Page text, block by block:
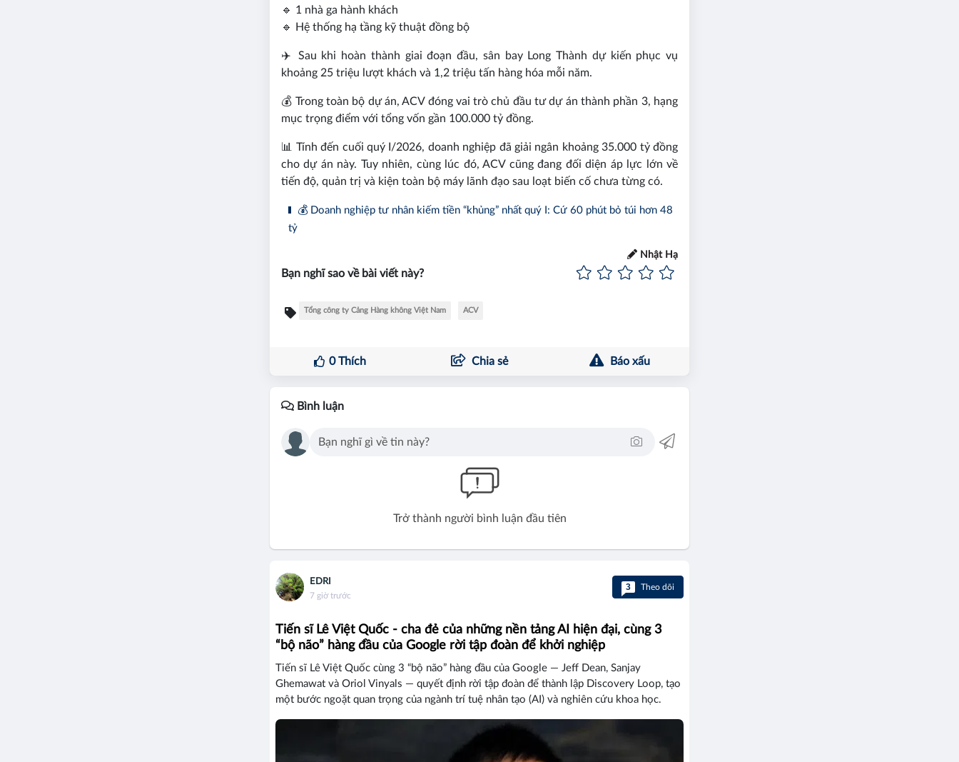
🔹 1 nhà ga hành khách
🔹 Hệ thống hạ tầng kỹ thuật đồng bộ
✈️ Sau khi hoàn thành giai đoạn đầu, sân bay Long Thành dự kiến phục vụ
khoảng 25 triệu lượt khách và 1,2 triệu tấn hàng hóa mỗi năm.
💰 Trong toàn bộ dự án, ACV đóng vai trò chủ đầu tư dự án thành phần 3, hạng
mục trọng điểm với tổng vốn gần 100.000 tỷ đồng.
📊 Tính đến cuối quý I/2026, doanh nghiệp đã giải ngân khoảng 35.000 tỷ đồng
cho dự án này. Tuy nhiên, cùng lúc đó, ACV cũng đang đối diện áp lực lớn về
tiến độ, quản trị và kiện toàn bộ máy lãnh đạo sau loạt biến cố chưa từng có.
💰 Doanh nghiệp tư nhân kiếm tiền “khủng” nhất quý I: Cứ 60 phút bỏ túi hơn 48
tỷ
Nhật Hạ
Bạn nghĩ sao về bài viết này?
Tổng công ty Cảng Hàng không Việt Nam ACV
0Thích Chia sẻ Báo xấu
Bình luận
Trở thành người bình luận đầu tiên
EDRI
7 giờ trước
3 Theo dõi
Tiến sĩ Lê Việt Quốc - cha đẻ của những nền tảng AI hiện đại, cùng 3
“bộ não” hàng đầu của Google rời tập đoàn để khởi nghiệp
Tiến sĩ Lê Việt Quốc cùng 3 “bộ não” hàng đầu của Google — Jeff Dean, Sanjay
Ghemawat và Oriol Vinyals — quyết định rời tập đoàn để thành lập Discovery Loop, tạo
một bước ngoặt quan trọng của ngành trí tuệ nhân tạo (AI) và nghiên cứu khoa học.